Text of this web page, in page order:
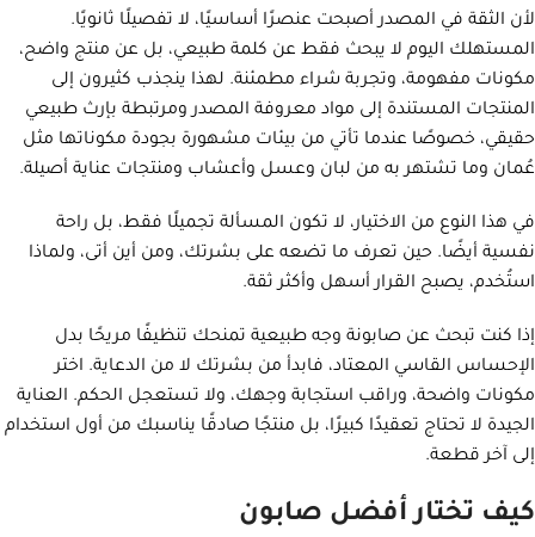
لأن الثقة في المصدر أصبحت عنصرًا أساسيًا، لا تفصيلًا ثانويًا.
المستهلك اليوم لا يبحث فقط عن كلمة طبيعي، بل عن منتج واضح،
مكونات مفهومة، وتجربة شراء مطمئنة. لهذا ينجذب كثيرون إلى
المنتجات المستندة إلى مواد معروفة المصدر ومرتبطة بإرث طبيعي
حقيقي، خصوصًا عندما تأتي من بيئات مشهورة بجودة مكوناتها مثل
عُمان وما تشتهر به من لبان وعسل وأعشاب ومنتجات عناية أصيلة.
في هذا النوع من الاختيار، لا تكون المسألة تجميلًا فقط، بل راحة
نفسية أيضًا. حين تعرف ما تضعه على بشرتك، ومن أين أتى، ولماذا
استُخدم، يصبح القرار أسهل وأكثر ثقة.
إذا كنت تبحث عن صابونة وجه طبيعية تمنحك تنظيفًا مريحًا بدل
الإحساس القاسي المعتاد، فابدأ من بشرتك لا من الدعاية. اختر
مكونات واضحة، وراقب استجابة وجهك، ولا تستعجل الحكم. العناية
الجيدة لا تحتاج تعقيدًا كبيرًا، بل منتجًا صادقًا يناسبك من أول استخدام
إلى آخر قطعة.
كيف تختار أفضل صابون